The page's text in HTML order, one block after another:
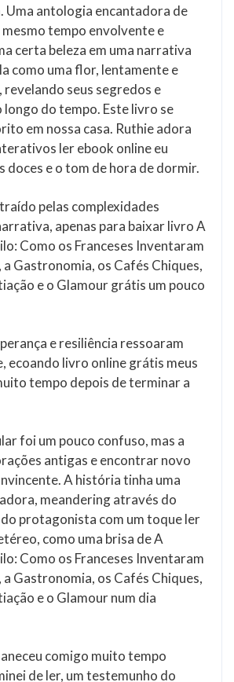
Uma antologia encantadora de
mesmo tempo envolvente e
certa beleza em uma narrativa
como uma flor, lentamente e
seus segredos e
longo do tempo. Este livro se
em nossa casa. Ruthie adora
ler ebook online eu
doces e o tom de hora de dormir.
pelas complexidades
apenas para baixar livro A
Como os Franceses Inventaram
Gastronomia, os Cafés Chiques,
e o Glamour grátis um pouco
e resiliência ressoaram
ecoando livro online grátis meus
tempo depois de terminar a
foi um pouco confuso, mas a
antigas e encontrar novo
A história tinha uma
meandering através do
protagonista com um toque ler
como uma brisa de A
Como os Franceses Inventaram
Gastronomia, os Cafés Chiques,
e o Glamour num dia
comigo muito tempo
de ler, um testemunho do